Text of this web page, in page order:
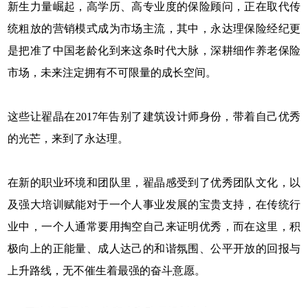
新生力量崛起，高学历、高专业度的保险顾问，正在取代传
统粗放的营销模式成为市场主流，其中，永达理保险经纪更
是把准了中国老龄化到来这条时代大脉，深耕细作养老保险
市场，未来注定拥有不可限量的成长空间。
这些让翟晶在2017年告别了建筑设计师身份，带着自己优秀
的光芒，来到了永达理。
在新的职业环境和团队里，翟晶感受到了优秀团队文化，以
及强大培训赋能对于一个人事业发展的宝贵支持，在传统行
业中，一个人通常要用掏空自己来证明优秀，而在这里，积
极向上的正能量、成人达己的和谐氛围、公平开放的回报与
上升路线，无不催生着最强的奋斗意愿。